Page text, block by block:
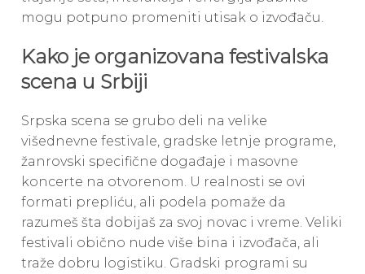
mogu potpuno promeniti utisak o izvođaču.
Kako je organizovana festivalska
scena u Srbiji
Srpska scena se grubo deli na velike
višednevne festivale, gradske letnje programe,
žanrovski specifične događaje i masovne
koncerte na otvorenom. U realnosti se ovi
formati prepliću, ali podela pomaže da
razumeš šta dobijaš za svoj novac i vreme. Veliki
festivali obično nude više bina i izvođača, ali
traže dobru logistiku. Gradski programi su